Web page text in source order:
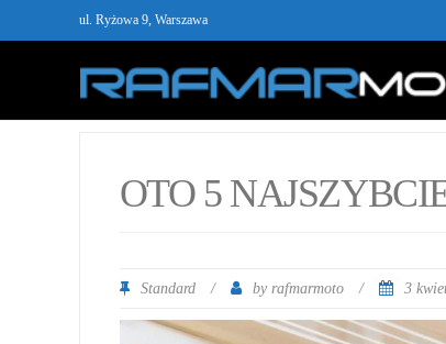
ul. Ryżowa 9, Warszawa
OTO 5
Standard / by rafmarmoto / 3